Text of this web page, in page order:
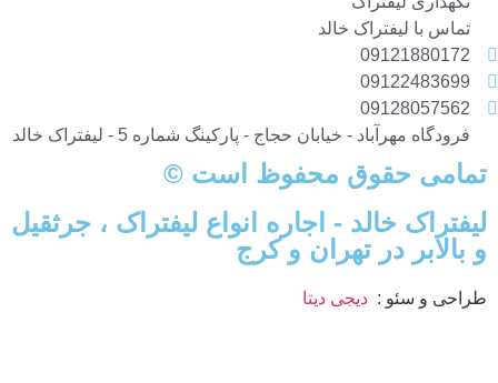
تماس با لیفتراک خالد
09121880172
09122483699
09128057562
فرودگاه مهرآباد - خیابان حجاج - پارکینگ شماره 5 - لیفتراک خالد
تمامی حقوق محفوظ است ©
لیفتراک خالد - اجاره انواع لیفتراک ، جرثقیل
و بالابر در تهران و کرج
طراحی و سئو : دیجی دیتا